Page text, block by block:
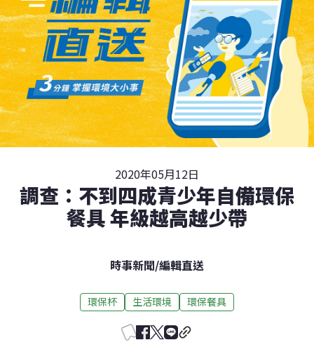
2020年05月12日
調查：不到四成青少年自備環保
餐具 年級越高越少帶
時事新聞/編輯直送
環保杯 生活環境 環保餐具